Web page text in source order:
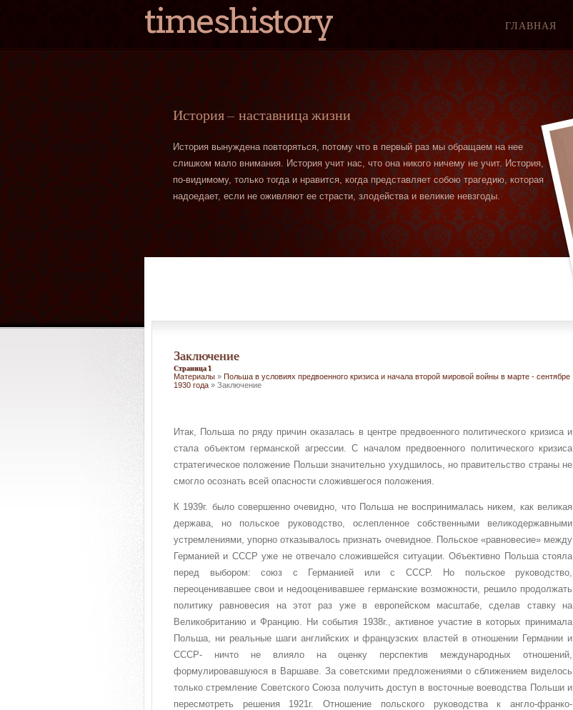
timeshistory ГЛАВНАЯ
История — наставница жизни
История вынуждена повторяться, потому что в первый раз мы обращаем на нее
слишком мало внимания. История учит нас, что она никого ничему не учит. История,
по-видимому, только тогда и нравится, когда представляет собою трагедию, которая
надоедает, если не оживляют ее страсти, злодейства и великие невзгоды.
Заключение
Страница 1
Материалы » Польша в условиях предвоенного кризиса и начала второй мировой войны в марте - сентябре
1930 года » Заключение
Итак, Польша по ряду причин оказалась в центре предвоенного политического кризиса и
стала объектом германской агрессии. С началом предвоенного политического кризиса
стратегическое положение Польши значительно ухудшилось, но правительство страны не
смогло осознать всей опасности сложившегося положения.
К 1939г. было совершенно очевидно, что Польша не воспринималась никем, как великая
держава, но польское руководство, ослепленное собственными великодержавными
устремлениями, упорно отказывалось признать очевидное. Польское «равновесие» между
Германией и СССР уже не отвечало сложившейся ситуации. Объективно Польша стояла
перед выбором: союз с Германией или с СССР. Но польское руководство,
переоценивавшее свои и недооценивавшее германские возможности, решило продолжать
политику равновесия на этот раз уже в европейском масштабе, сделав ставку на
Великобританию и Францию. Ни события 1938г., активное участие в которых принимала
Польша, ни реальные шаги английских и французских властей в отношении Германии и
СССР- ничто не влияло на оценку перспектив международных отношений,
формулировавшуюся в Варшаве. За советскими предложениями о сближением виделось
только стремление Советского Союза получить доступ в восточные воеводства Польши и
пересмотреть решения 1921г. Отношение польского руководства к англо-франко-